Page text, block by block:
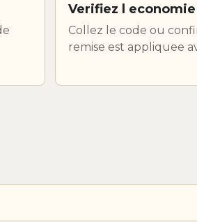
Verifiez l economie
Collez le code ou
remise est appliquee